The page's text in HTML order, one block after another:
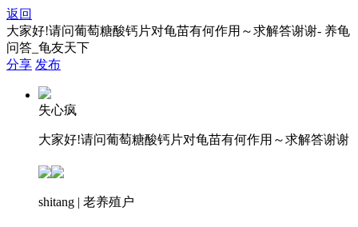
返回
大家好!请问葡萄糖酸钙片对龟苗有何作用～求解答谢谢- 养龟
问答_龟友天下
分享 发布
失心疯
大家好!请问葡萄糖酸钙片对龟苗有何作用～求解答谢谢
shitang | 老养殖户